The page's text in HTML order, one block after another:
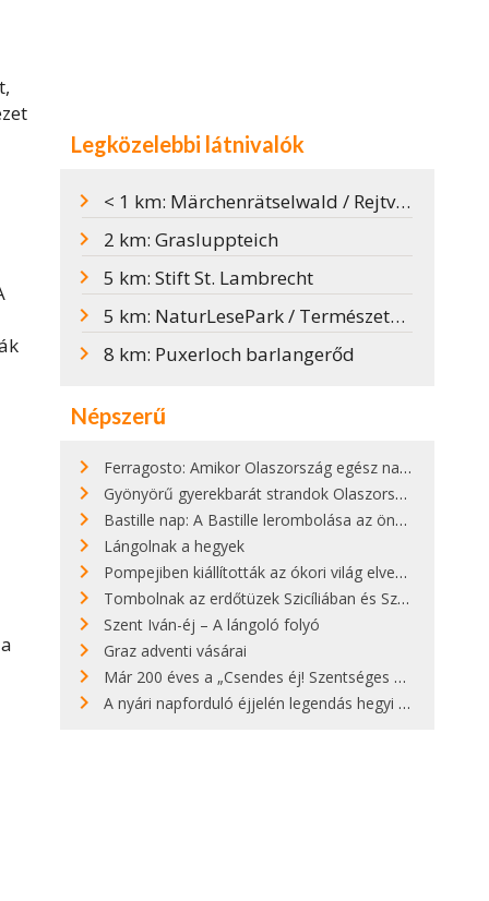
Legközelebbi látnivalók
< 1 km: Märchenrätselwald / Rejtvényes Meseerdő
2 km: Grasluppteich
5 km: Stift St. Lambrecht
5 km: NaturLesePark / TermészetOlvasóPark
8 km: Puxerloch barlangerőd
Népszerű
Ferragosto: Amikor Olaszország egész nap nyaral
Gyönyörű gyerekbarát strandok Olaszországban - megmutatjuk a 15 legjobbat
Bastille nap: A Bastille lerombolása az önkényuralom végét jelentette
Lángolnak a hegyek
Pompejiben kiállították az ókori világ elveszett híres szobrának másolatát
Tombolnak az erdőtüzek Szicíliában és Szardínián
Szent Iván-éj – A lángoló folyó
Graz adventi vásárai
Már 200 éves a „Csendes éj! Szentséges éj!”
A nyári napforduló éjjelén legendás hegyi tüzek világítják meg Zugspitzét